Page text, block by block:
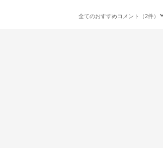
全てのおすすめコメント（2件）